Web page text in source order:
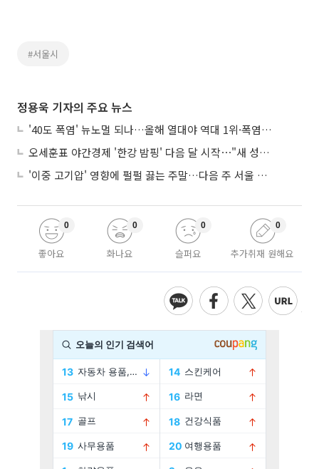
#서울시
정용욱 기자의 주요 뉴스
'40도 폭염' 뉴노멀 되나…올해 열대야 역대 1위·폭염일수 평년 3배 넘어
오세훈표 야간경제 '한강 밤핑' 다음 달 시작⋯"새 성장동력 만들 것"
'이중 고기압' 영향에 펄펄 끓는 주말…다음 주 서울 포함 서쪽이 더 덥다
좋아요
0
화나요
0
슬퍼요
0
추가취재 원해요
0